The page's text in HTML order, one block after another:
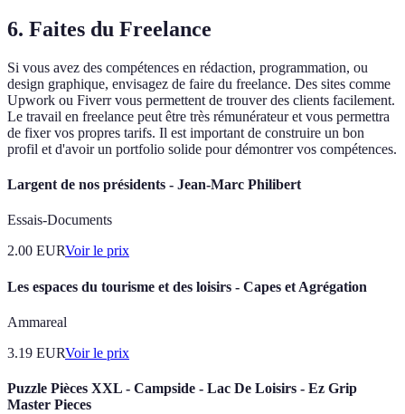
6. Faites du Freelance
Si vous avez des compétences en rédaction, programmation, ou
design graphique, envisagez de faire du freelance. Des sites comme
Upwork ou Fiverr vous permettent de trouver des clients facilement.
Le travail en freelance peut être très rémunérateur et vous permettra
de fixer vos propres tarifs. Il est important de construire un bon
profil et d'avoir un portfolio solide pour démontrer vos compétences.
Largent de nos présidents - Jean-Marc Philibert
Essais-Documents
2.00 EURVoir le prix
Les espaces du tourisme et des loisirs - Capes et Agrégation
Ammareal
3.19 EURVoir le prix
Puzzle Pièces XXL - Campside - Lac De Loisirs - Ez Grip
Master Pieces